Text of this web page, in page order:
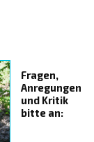
Fragen,
Anregungen
und Kritik
bitte an: